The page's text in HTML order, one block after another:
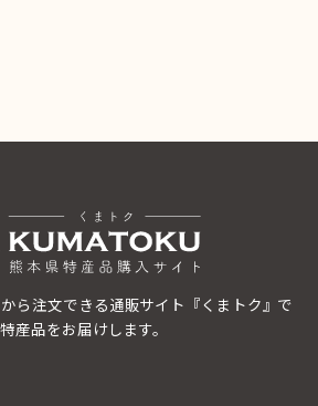
ら注文できる通販サイト『くまトク』で
産品をお届けします。